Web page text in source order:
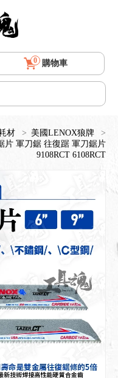
0 購物車
材 > 美國LENOX狼牌
>
片 軍刀鋸 往復踞 軍刀鋸片
9108RCT 6108RCT